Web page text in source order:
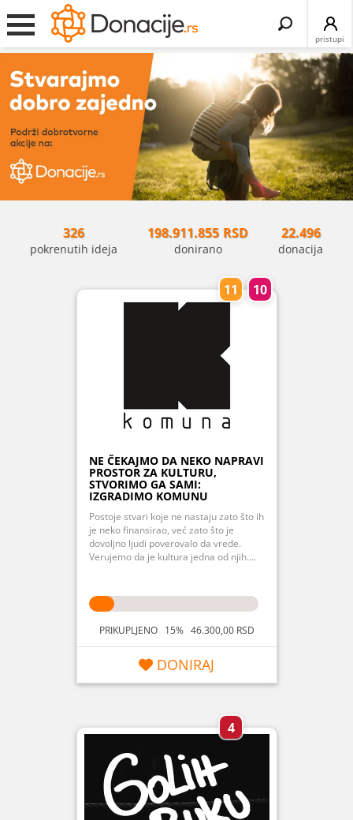
pristupi
Search
326
pokrenutih ideja
198.911.855 RSD
donirano
22.496
donacija
11 10
NE ČEKAJMO DA NEKO NAPRAVI
PROSTOR ZA KULTURU,
STVORIMO GA SAMI:
IZGRADIMO KOMUNU
Postoje stvari koje ne nastaju zato što ih
je neko finansirao, već zato što je
dovoljno ljudi poverovalo da vrede.
Verujemo da je kultura jedna od njih....
PRIKUPLJENO 15% 46.300,00 RSD
DONIRAJ
4